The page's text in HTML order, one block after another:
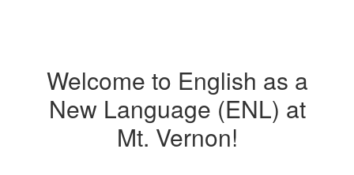
Welcome to English as a
New Language (ENL) at
Mt. Vernon!